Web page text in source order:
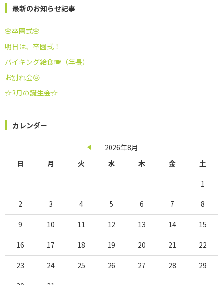
最新のお知らせ記事
🌸卒園式🌸
明日は、卒園式！
バイキング給食🍽️（年長）
お別れ会😢
☆3月の誕生会☆
カレンダー
2026年8月
日
月 火 水 木 金 土
1
2 3 4 5 6 7 8
9 10 11 12 13 14 15
16 17 18 19 20 21 22
23 24 25 26 27 28 29